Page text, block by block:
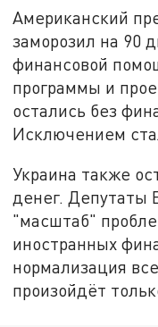
Американский
заморозил на 90
финансовой
программы и
остались без
Исключением
Украина также
денег. Депутаты
"масштаб"
иностранных
нормализация
произойдёт